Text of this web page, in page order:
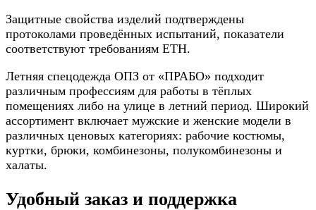
Защитные свойства изделий подтверждены
протоколами проведённых испытаний, показатели
соответствуют требованиям ЕТН.
Летняя спецодежда ОПЗ от «ПРАБО» подходит
различным профессиям для работы в тёплых
помещениях либо на улице в летний период. Широкий
ассортимент включает мужские и женские модели в
различных ценовых категориях: рабочие костюмы,
куртки, брюки, комбинезоны, полукомбинезоны и
халаты.
Удобный заказ и поддержка